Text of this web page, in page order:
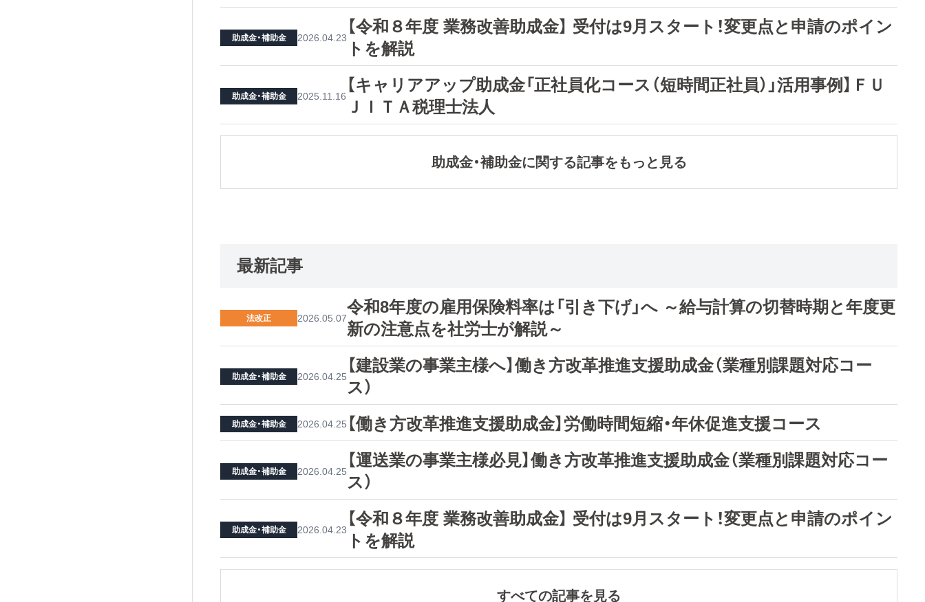
【令和８年度 業務改善助成金】 受付は9月スタート！変更点と申請のポイン
トを解説
助成金・補助金 2026.04.23
【キャリアアップ助成金「正社員化コース（短時間正社員）」活用事例】ＦＵ
ＪＩＴＡ税理士法人
助成金・補助金 2025.11.16
助成金・補助金に関する記事をもっと見る
最新記事
令和8年度の雇用保険料率は「引き下げ」へ ～給与計算の切替時期と年度更
新の注意点を社労士が解説～
法改正 2026.05.07
【建設業の事業主様へ】働き方改革推進支援助成金（業種別課題対応コー
ス）
助成金・補助金 2026.04.25
【働き方改革推進支援助成金】労働時間短縮・年休促進支援コース
助成金・補助金 2026.04.25
【運送業の事業主様必見】働き方改革推進支援助成金（業種別課題対応コー
ス）
助成金・補助金 2026.04.25
【令和８年度 業務改善助成金】 受付は9月スタート！変更点と申請のポイン
トを解説
助成金・補助金 2026.04.23
すべての記事を見る